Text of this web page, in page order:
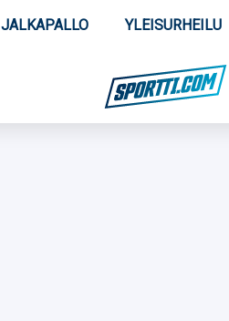
JALKAPALLO YLEISURHEILU